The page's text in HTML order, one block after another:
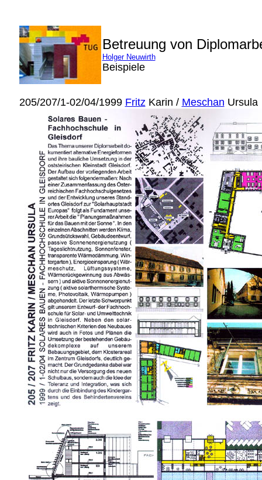
Betreuung von
Holger Neuwirth
Beispiele
205/207/1-02/04/1999 FritzKarin / Meschan Ursula